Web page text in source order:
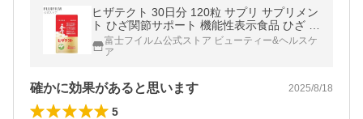
ヒザテクト 30日分 120粒 サプリ サプリメン
ト ひざ関節サポート 機能性表示食品 ひざ 関
節 富士フイルム 公式
富士フイルム公式ストア ビューティー&ヘルスケ
ア
確かに効果があると思います 2025/8/18
5